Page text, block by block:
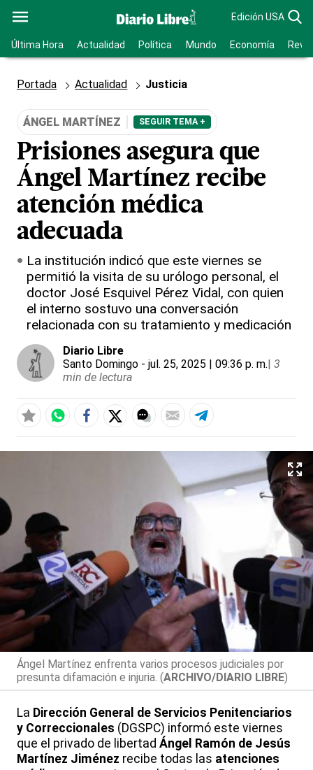
Edición USA
Última Hora Actualidad Política Mundo Economía
Portada Actualidad Justicia
ÁNGEL MARTÍNEZ SEGUIR TEMA +
Prisiones asegura que
Ángel Martínez recibe
atención médica
adecuada
La institución indicó que este viernes se
permitió la visita de su urólogo personal, el
doctor José Esquivel Pérez Vidal, con quien
el interno sostuvo una conversación
relacionada con su tratamiento y medicación
Diario Libre
Santo Domingo - jul. 25, 2025 | 09:36 p. m.| 3
min de lectura
Ángel Martínez enfrenta varios procesos judiciales por
presunta difamación e injuria. (ARCHIVO/DIARIO LIBRE)
La Dirección General de Servicios Penitenciarios
y Correccionales (DGSPC) informó este viernes
que el privado de libertad Ángel Ramón de Jesús
Martínez Jiménez recibe todas las atenciones